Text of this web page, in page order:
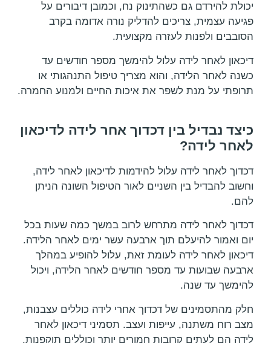
יכולת להירדם גם כשהתינוק נח, וכמובן דיבורים על
פגיעה עצמית, צריכים להדליק נורה אדומה בקרב
הסובבים ולפנות לעזרה מקצועית.
דיכאון לאחר לידה עלול להימשך מספר חודשים עד
כשנה לאחר הלידה, והוא מצריך טיפול התנהגותי או
תרופתי על מנת לשפר את איכות החיים ולמנוע החמרה.
כיצד נבדיל בין דכדוך אחר לידה לדיכאון
לאחר לידה?
דכדוך לאחר לידה עלול להידמות לדיכאון לאחר לידה,
וחשוב להבדיל בין השניים לאור הטיפול השונה הניתן
להם.
דכדוך לאחר לידה מתרחש לרוב במשך כמה שעות בכל
יום ואמור להיעלם תוך ארבעה עשר ימים לאחר הלידה.
דיכאון לאחר לידה לעומת זאת, עלול להופיע במהלך
ארבעה שבועות עד מספר חודשים לאחר הלידה, ויכול
להימשך עד שנה.
חלק מהתסמינים של דכדוך אחרי לידה כוללים עצבנות,
מצב רוח משתנה, עייפות ועצב. תסמיני דיכאון לאחר
לידה הם לעתים קרובות חמורים יותר וכוללים תוקפנות,